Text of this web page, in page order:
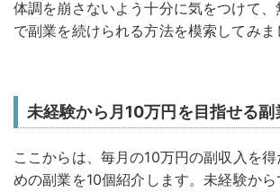
体調を崩さないよう十分に気をつけて、
で副業を続けられる方法を模索してみま
未経験から月10万円を目指せる副
ここからは、毎月の10万円の副収入を
めの副業を10個紹介します。未経験か